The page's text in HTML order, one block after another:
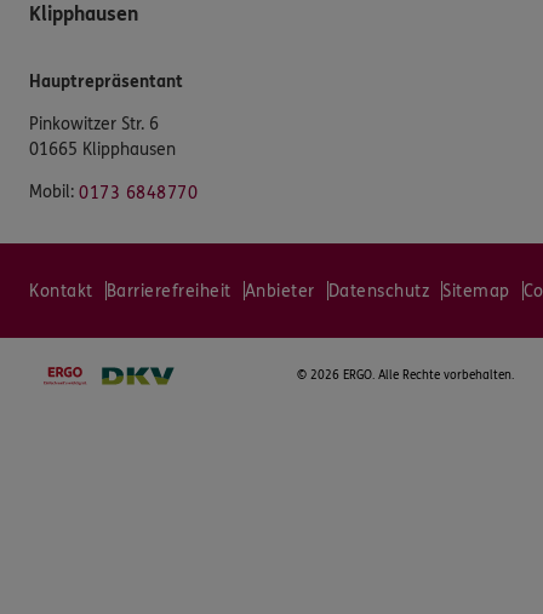
Klipphausen
Hauptrepräsentant
Pinkowitzer Str. 6
01665 Klipphausen
Mobil: 0173 6848770
Kontakt Barrierefreiheit Anbieter Datenschutz Sitemap
© 2026 ERGO. Alle Rechte vorbehalten.